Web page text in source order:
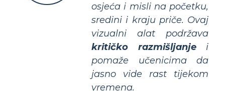
osjeća i misli na početku,
sredini i kraju priče. Ovaj
vizualni alat podržava
kritičko razmišljanjei
pomaže učenicima da
jasno vide rast tijekom
vremena.